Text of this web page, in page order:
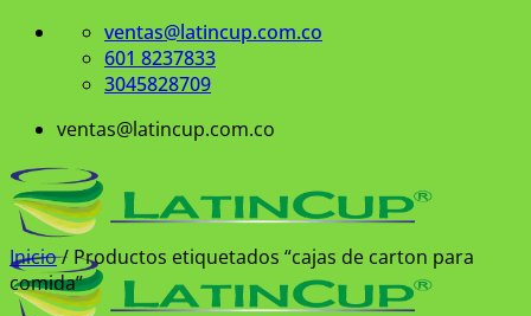
Saltar
contenido
ventas@latincup.com.co
601 8237833
3045828709
ventas@latincup.com.co
Inicio/ Productos etiquetados “cajas de carton para
comida”